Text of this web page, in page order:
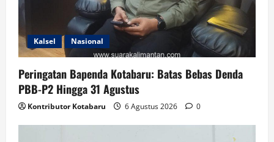
Kalsel Nasional
Peringatan Bapenda Kotabaru: Batas Bebas Denda
PBB-P2 Hingga 31 Agustus
Kontributor Kotabaru 6 Agustus 2026 0